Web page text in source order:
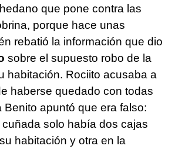
que pone contra las
porque hace unas
rebatió la información que dio
sobre el supuesto robo de la
habitación. Rociito acusaba a
haberse quedado con todas
Benito apuntó que era falso:
solo había dos cajas
habitación y otra en la